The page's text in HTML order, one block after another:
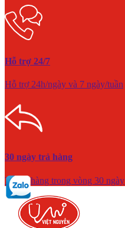
Hỗ trợ 24/7
Hỗ trợ 24h/ngày và 7 ngày/tuần
30 ngày trả hàng
Trả lại hàng trong vòng 30 ngày